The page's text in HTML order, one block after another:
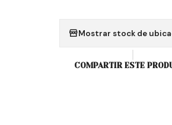
Mostrar stock de
COMPARTIR ESTE